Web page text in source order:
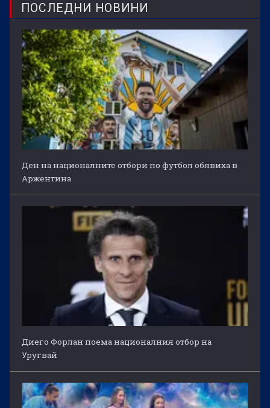
ПОСЛЕДНИ НОВИНИ
Ден на националните отбори по футбол обявиха в
Аржентина
Диего Форлан поема националния отбор на
Уругвай